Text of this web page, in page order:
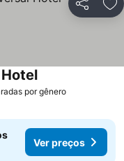
Partilhar
por gêneroVer preços
Ver preços
Ver preços